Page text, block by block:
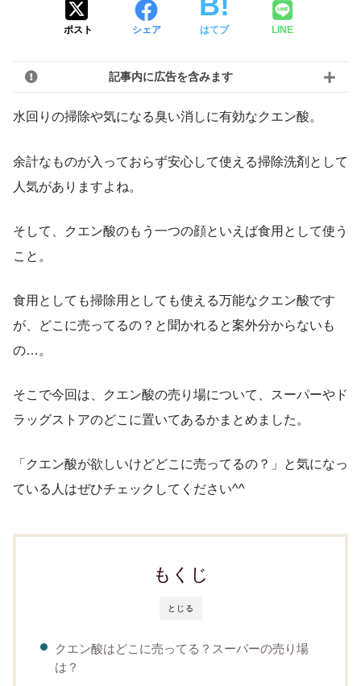
ポスト シェア はてブ LINE
記事内に広告を含みます
水回りの掃除や気になる臭い消しに有効なクエン酸。
余計なものが入っておらず安心して使える掃除洗剤として
人気がありますよね。
そして、クエン酸のもう一つの顔といえば食用として使う
こと。
食用としても掃除用としても使える万能なクエン酸です
が、どこに売ってるの？と聞かれると案外分からないも
の…。
そこで今回は、クエン酸の売り場について、スーパーやド
ラッグストアのどこに置いてあるかまとめました。
「クエン酸が欲しいけどどこに売ってるの？」と気になっ
ている人はぜひチェックしてください^^
とじる
もくじ
クエン酸はどこに売ってる？スーパーの売り場
は？